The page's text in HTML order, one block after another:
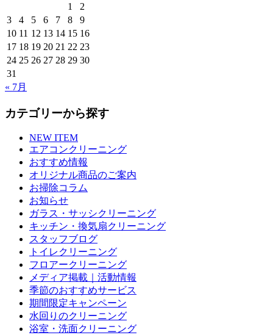
1
2
3
4 5 6 7 8
9
10 11 12 13 14 15 16
17 18 19 20 21 22 23
24 25 26 27 28 29 30
31
« 7月
カテゴリーから探す
NEW ITEM
エアコンクリーニング
おすすめ情報
オリジナル商品のご案内
お掃除コラム
お知らせ
ガラス・サッシクリーニング
キッチン・換気扇クリーニング
スタッフブログ
トイレクリーニング
フロアークリーニング
メディア掲載｜活動情報
季節のおすすめサービス
期間限定キャンペーン
水回りのクリーニング
浴室・洗面クリーニング